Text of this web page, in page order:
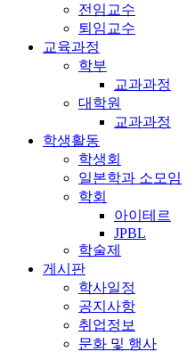
전임교수
퇴임교수
교육과정
학부
교과과정
대학원
교과과정
학생활동
학생회
일본학과 소모임
학회
아이테르
JPBL
학술제
게시판
학사일정
공지사항
취업정보
문화 및 행사